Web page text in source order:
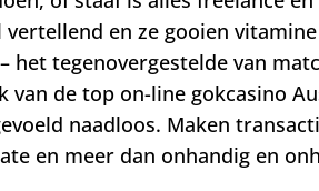
vertellend en ze gooien
het tegenovergestelde van
van de top on-line gokcasino
naadloos. Maken
en meer dan onhandig en